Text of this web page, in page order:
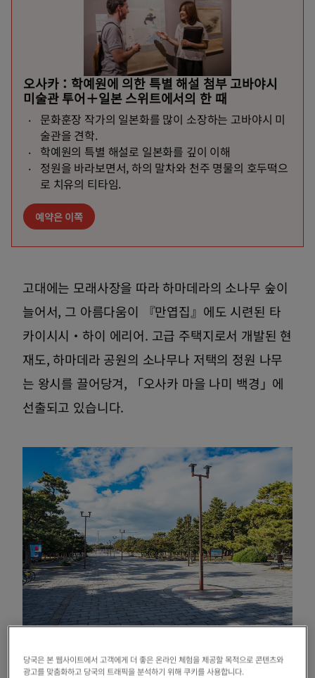
오사카：학예원에 의한 특별 해설 첨부 고바야시
미술관 투어＋일본 스위트에서의 한 때
문화훈장 작가의 일본화를 많이 소장하는 고바야시 미
술관을 견학.
학예원의 특별 해설로 일본화를 깊이 이해
정원을 바라보면서, 하의 말차와 천주 명물의 호두떡으
로 치유의 티타임.
예약은 이쪽
고대에는 모래사장을 따라 하마데라의 소나무 숲이
늘어서, 그 아름다움이 『만엽집』에도 시련된 타
카이시시・하이 에리어. 고급 주택지로서 개발된 현
재도, 하마데라 공원의 소나무나 저택의 정원 나무
는 왕시를 끌어당겨, 「오사카 마을 나미 백경」에
선출되고 있습니다.
어.
당국은 본 웹사이트에서 고객에게 더 좋은 온라인 체험을 제공할 목적으로 콘텐츠와
광고를 맞춤화하고 당국의 트래픽을 분석하기 위해 쿠키를 사용합니다.